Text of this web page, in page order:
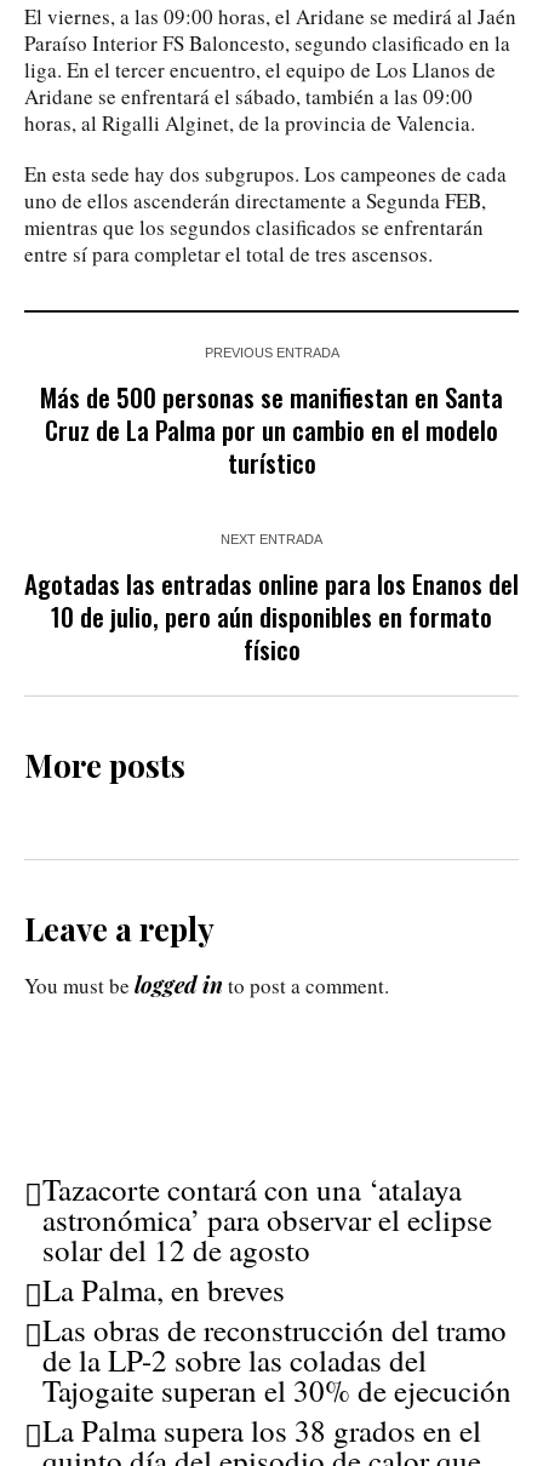
El viernes, a las 09:00 horas, el Aridane se medirá al Jaén
Paraíso Interior FS Baloncesto, segundo clasificado en la
liga. En el tercer encuentro, el equipo de Los Llanos de
Aridane se enfrentará el sábado, también a las 09:00
horas, al Rigalli Alginet, de la provincia de Valencia.
En esta sede hay dos subgrupos. Los campeones de cada
uno de ellos ascenderán directamente a Segunda FEB,
mientras que los segundos clasificados se enfrentarán
entre sí para completar el total de tres ascensos.
PREVIOUS ENTRADA
Más de 500 personas se manifiestan en Santa
Cruz de La Palma por un cambio en el modelo
turístico
NEXT ENTRADA
Agotadas las entradas online para los Enanos del
10 de julio, pero aún disponibles en formato
físico
More posts
Leave a reply
You must be logged in to post a comment.
Tazacorte contará con una ‘atalaya
astronómica’ para observar el eclipse
solar del 12 de agosto
La Palma, en breves
Las obras de reconstrucción del tramo
de la LP-2 sobre las coladas del
Tajogaite superan el 30% de ejecución
La Palma supera los 38 grados en el